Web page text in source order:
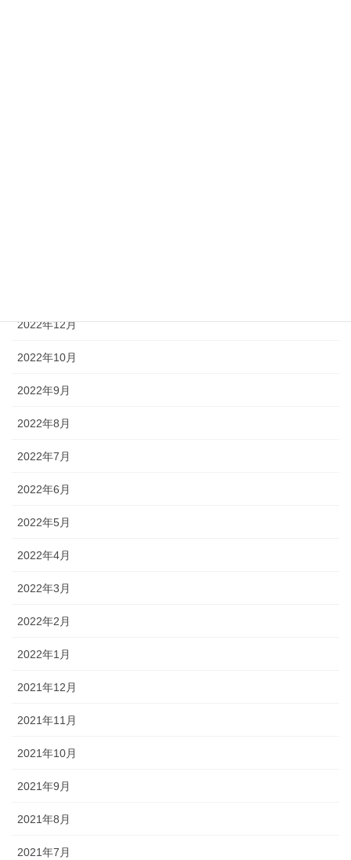
2022年12月
2022年10月
2022年9月
2022年8月
2022年7月
2022年6月
2022年5月
2022年4月
2022年3月
2022年2月
2022年1月
2021年12月
2021年11月
2021年10月
2021年9月
2021年8月
2021年7月